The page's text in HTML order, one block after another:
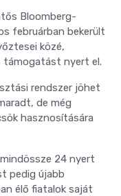
Bloomberg-
februárban bekerült
közé,
támogatást nyert el.
rendszer jöhet
de még
hasznosítására
24 nyert
pedig újabb
élő fiatalok saját